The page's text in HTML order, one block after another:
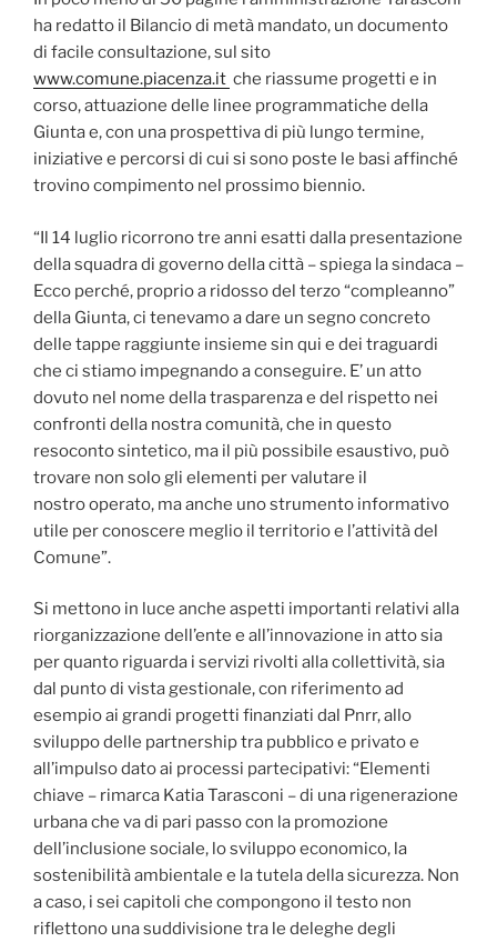
ha redatto il Bilancio di metà mandato, un documento
di facile consultazione, sul sito
www.comune.piacenza.it che riassume progetti e in
corso, attuazione delle linee programmatiche della
Giunta e, con una prospettiva di più lungo termine,
iniziative e percorsi di cui si sono poste le basi affinché
trovino compimento nel prossimo biennio.
“Il 14 luglio ricorrono tre anni esatti dalla presentazione
della squadra di governo della città – spiega la sindaca –
Ecco perché, proprio a ridosso del terzo “compleanno”
della Giunta, ci tenevamo a dare un segno concreto
delle tappe raggiunte insieme sin qui e dei traguardi
che ci stiamo impegnando a conseguire. E’ un atto
dovuto nel nome della trasparenza e del rispetto nei
confronti della nostra comunità, che in questo
resoconto sintetico, ma il più possibile esaustivo, può
trovare non solo gli elementi per valutare il
nostro operato, ma anche uno strumento informativo
utile per conoscere meglio il territorio e l’attività del
Comune”.
Si mettono in luce anche aspetti importanti relativi alla
riorganizzazione dell’ente e all’innovazione in atto sia
per quanto riguarda i servizi rivolti alla collettività, sia
dal punto di vista gestionale, con riferimento ad
esempio ai grandi progetti finanziati dal Pnrr, allo
sviluppo delle partnership tra pubblico e privato e
all’impulso dato ai processi partecipativi: “Elementi
chiave – rimarca Katia Tarasconi – di una rigenerazione
urbana che va di pari passo con la promozione
dell’inclusione sociale, lo sviluppo economico, la
sostenibilità ambientale e la tutela della sicurezza. Non
a caso, i sei capitoli che compongono il testo non
riflettono una suddivisione tra le deleghe degli